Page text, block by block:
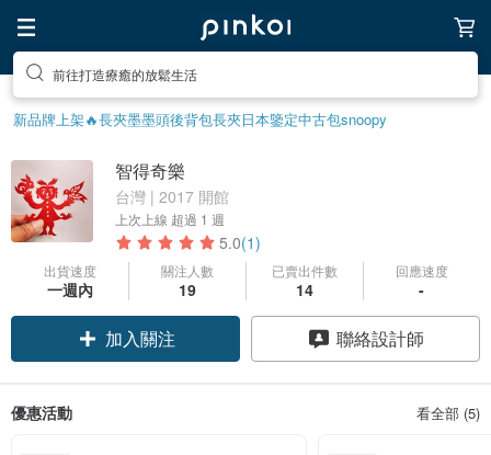
前往打造療癒的放鬆生活
新品牌上架🔥長夾墨墨頭後背包長夾日本鑒定中古包snoopy
智得奇樂
台灣 | 2017 開館
上次上線 超過 1 週
5.0(1)
出貨速度
一週內
關注人數
19
已賣出件數
14
回應速度
-
加入關注 聯絡設計師
優惠活動 看全部 (5)